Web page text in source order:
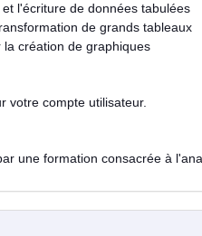
l'écriture de données tabulées
de grands tableaux
création de graphiques
votre compte utilisateur.
une formation consacrée à